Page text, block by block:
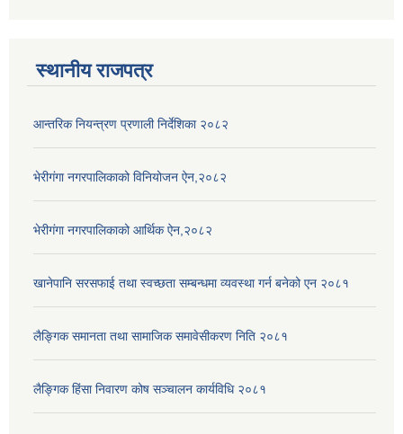
स्थानीय राजपत्र
आन्तरिक नियन्त्रण प्रणाली निर्देशिका २०८२
भेरीगंगा नगरपालिकाको विनियोजन ऐन,२०८२
भेरीगंगा नगरपालिकाको आर्थिक ऐन,२०८२
खानेपानि सरसफाई तथा स्वच्छता सम्बन्धमा व्यवस्था गर्न बनेको एन २०८१
लैङ्गिक समानता तथा सामाजिक समावेसीकरण निति २०८१
लैङ्गिक हिंसा निवारण कोष सञ्चालन कार्यविधि २०८१